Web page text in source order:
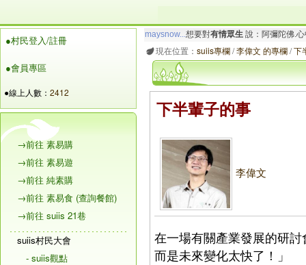
●村民登入/註冊
●會員專區
●線上人數： 2412
→前往 素易購
→前往 素易遊
→前往 純素購
→前往 素易食 (查詢餐館)
→前往 suiis 21巷
suiis村民大會
- suiis觀點
maysnow...想要對有情眾生 說：阿彌陀佛.
玲瓏虹想要對 有情眾生說：阿彌陀佛.心寬
現在位置： suiis專欄/李偉文 的專欄/下
下半輩子的事
李偉文
在一場有關產業發展的研
而是未來變化太快了！」